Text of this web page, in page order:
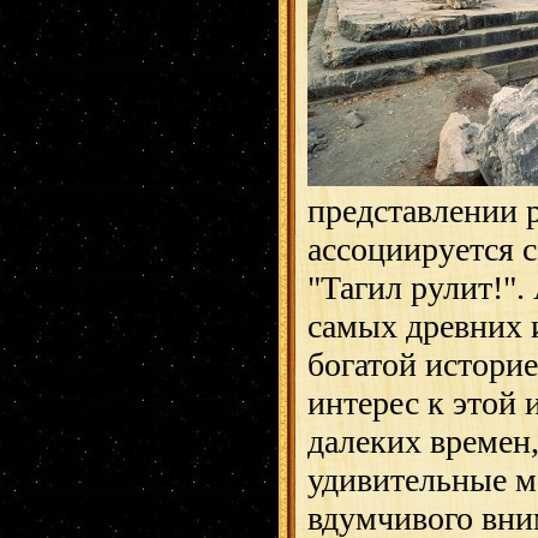
представлении
ассоциируется
"Тагил рулит!".
самых древних
богатой
интерес к этой
далеких
удивительные
вдумчивого